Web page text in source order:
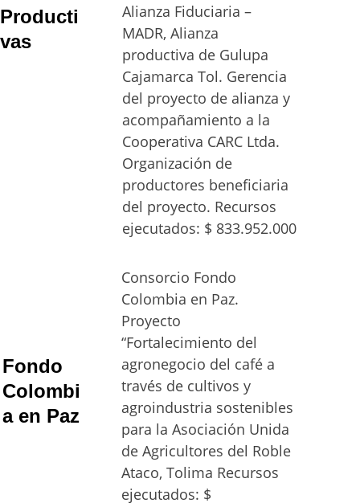
Producti
vas
Alianza Fiduciaria –
MADR, Alianza
productiva de Gulupa
Cajamarca Tol. Gerencia
del proyecto de alianza y
acompañamiento a la
Cooperativa CARC Ltda.
Organización de
productores beneficiaria
del proyecto. Recursos
ejecutados: $ 833.952.000
Fondo
Colombi
a en Paz
Consorcio Fondo
Colombia en Paz.
Proyecto
“Fortalecimiento del
agronegocio del café a
través de cultivos y
agroindustria sostenibles
para la Asociación Unida
de Agricultores del Roble
Ataco, Tolima Recursos
ejecutados: $